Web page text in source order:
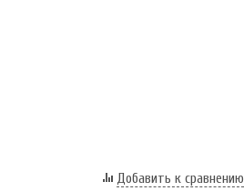
Добавить к сравнению